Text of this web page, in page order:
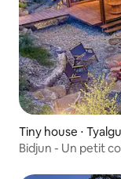
Tiny house ⋅
Bidjun - Un petit